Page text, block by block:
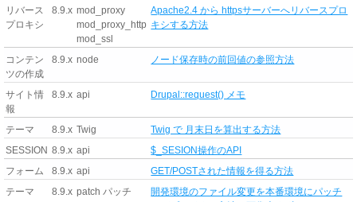
リバース
プロキシ
8.9.x mod_proxy
mod_proxy_http
mod_ssl
Apache2.4 から httpsサーバーへリバースプロ
キシする方法
コンテン
ツの作成
8.9.x node ノード保存時の前回値の参照方法
サイト情
報
8.9.x api Drupal::request() メモ
テーマ 8.9.x Twig
Twig で 月末日を算出する方法
SESSION 8.9.x api
$_SESION操作のAPI
フォーム
8.9.x api
GET/POSTされた情報を得る方法
テーマ
8.9.x patch パッチ
開発環境のファイル変更を本番環境にパッチ